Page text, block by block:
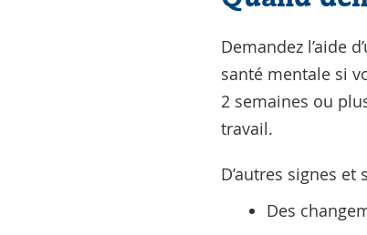
Demandez l’aide
santé mentale si
2 semaines ou
travail.
D’autres signes
Des